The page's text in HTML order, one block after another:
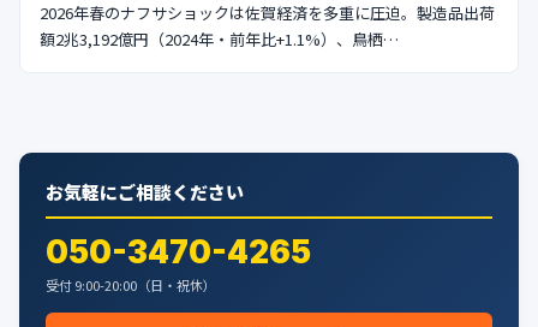
🇺🇸🇰🇷🇹🇼🇻🇳
2026年春のナフサショックは佐賀経済を多重に圧迫。製造品出荷
額2兆3,192億円（2024年・前年比+1.1%）、鳥栖…
お気軽にご相談ください
050-3470-4265
受付 9:00-20:00（日・祝休）